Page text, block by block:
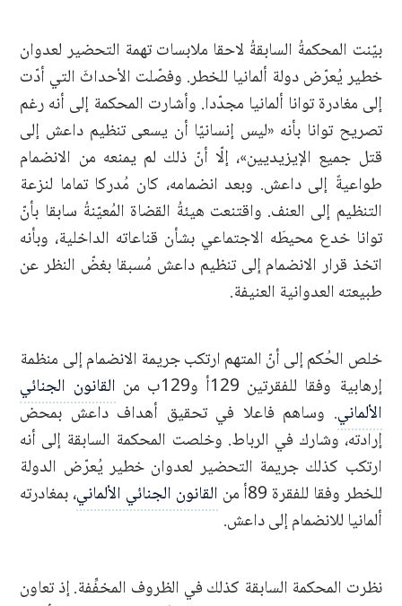
بيّنت المحكمةُ السابقةُ لاحقا ملابسات تهمة التحضير لعدوان
خطير يُعرّض دولة ألمانيا للخطر. وفصّلت الأحداثَ التي أدّت
إلى مغادرة توانا ألمانيا مجدّدا. وأشارت المحكمة إلى أنه رغم
تصريح توانا بأنه «ليس إنسانيّا أن يسعى تنظيم داعش إلى
قتل جميع الإيزيديين»، إلّا أنّ ذلك لم يمنعه من الانضمام
طواعيةً إلى داعش. وبعد انضمامه، كان مُدركا تماما لنزعة
التنظيم إلى العنف. واقتنعت هيئةُ القضاة المُعيّنةُ سابقا بأنّ
توانا خدع محيطَه الاجتماعي بشأن قناعاته الداخلية، وبأنه
اتخذ قرار الانضمام إلى تنظيم داعش مُسبقا بغضّ النظر عن
طبيعته العدوانية العنيفة.
خلص الحُكم إلى أنّ المتهم ارتكب جريمة الانضمام إلى منظمة
إرهابية وفقا للفقرتين 129أ و129ب من
القانون الجنائي
الألماني. وساهم فاعلا في تحقيق أهداف داعش بمحض
إرادته، وشارك في الرباط. وخلصت المحكمة السابقة إلى أنه
ارتكب كذلك جريمة التحضير لعدوان خطير يُعرّض الدولة
للخطر وفقا للفقرة 89أ من
القانون الجنائي الألماني، بمغادرته
ألمانيا للانضمام إلى داعش.
نظرت المحكمة السابقة كذلك في الظروف المخفِّفة. إذ تعاون